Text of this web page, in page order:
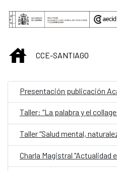
Saltar al contenido principal
INICIOCCE-SANTIAGO
Presentación publicación